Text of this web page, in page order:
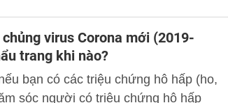
virus Corona mới (2019-
trang khi nào?
bạn có các triệu chứng hô hấp (ho,
sóc người có triệu chứng hô hấp